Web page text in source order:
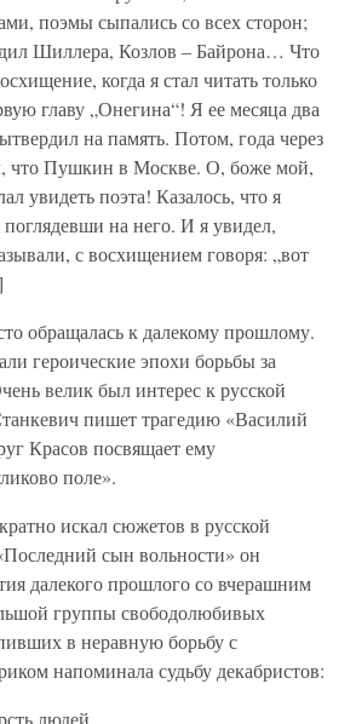
поэмы сыпались со всех сторон;
Шиллера, Козлов – Байрона… Что
когда я стал читать только
главу „Онегина“! Я ее месяца два
на память. Потом, года через
что Пушкин в Москве. О, боже мой,
увидеть поэта! Казалось, что я
на него. И я увидел,
с восхищением говоря: „вот
обращалась к далекому прошлому.
героические эпохи борьбы за
велик был интерес к русской
пишет трагедию «Василий
Красов посвящает ему
поле».
искал сюжетов в русской
сын вольности» он
далекого прошлого со вчерашним
группы свободолюбивых
в неравную борьбу с
напоминала судьбу декабристов:
людей,